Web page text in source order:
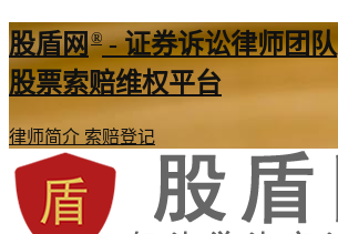
股盾网®- 证券诉讼律师团队
股票索赔维权平台
律师简介 索赔登记